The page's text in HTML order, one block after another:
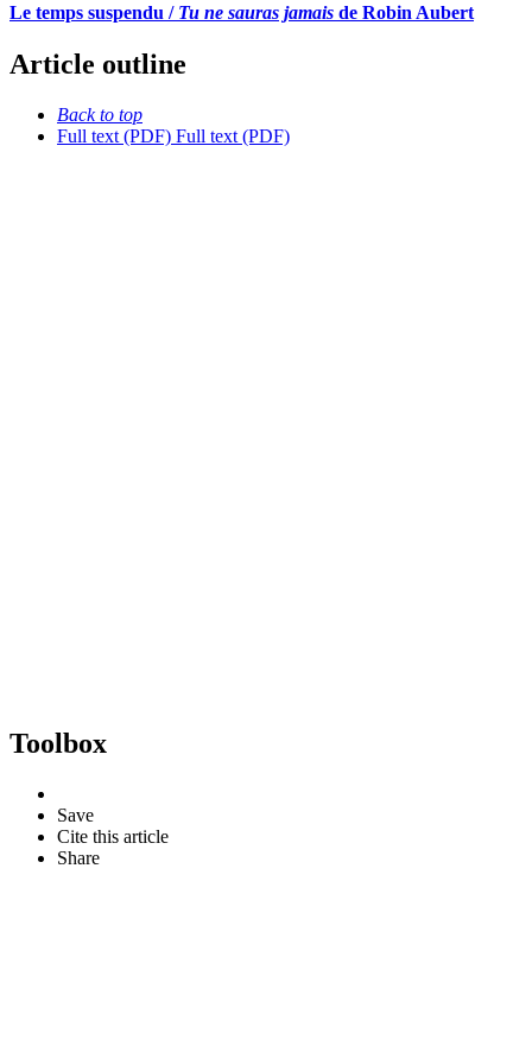
Le temps suspendu / Tu ne sauras jamais de Robin Aubert
Article outline
Back to top
Full text (PDF) Full text (PDF)
Toolbox
Save
Cite this article
Share